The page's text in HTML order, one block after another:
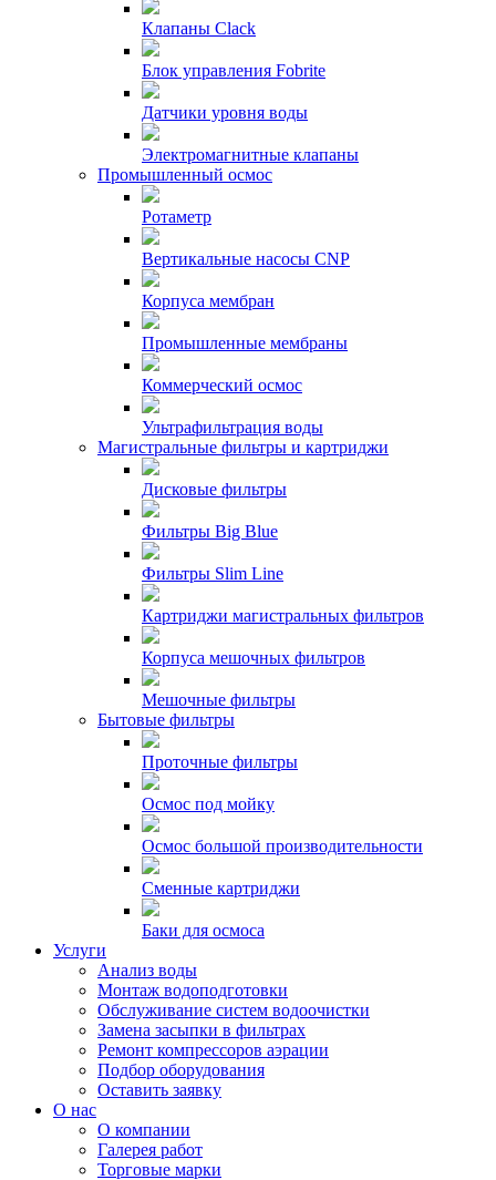
Клапаны Clack
Блок управления Fobrite
Датчики уровня воды
Электромагнитные клапаны
Промышленный осмос
Ротаметр
Вертикальные насосы CNP
Корпуса мембран
Промышленные мембраны
Коммерческий осмос
Ультрафильтрация воды
Магистральные фильтры и картриджи
Дисковые фильтры
Фильтры Big Blue
Фильтры Slim Line
Картриджи магистральных фильтров
Корпуса мешочных фильтров
Мешочные фильтры
Бытовые фильтры
Проточные фильтры
Осмос под мойку
Осмос большой производительности
Сменные картриджи
Баки для осмоса
Услуги
Анализ воды
Монтаж водоподготовки
Обслуживание систем водоочистки
Замена засыпки в фильтрах
Ремонт компрессоров аэрации
Подбор оборудования
Оставить заявку
О нас
О компании
Галерея работ
Торговые марки